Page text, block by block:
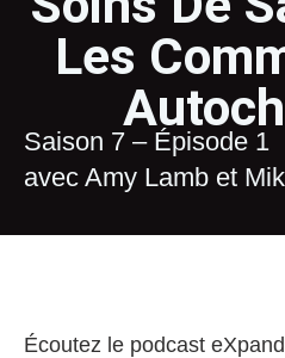
Les
Saison 7 – Épisode 1
avec Amy Lamb et
Écoutez le podcast